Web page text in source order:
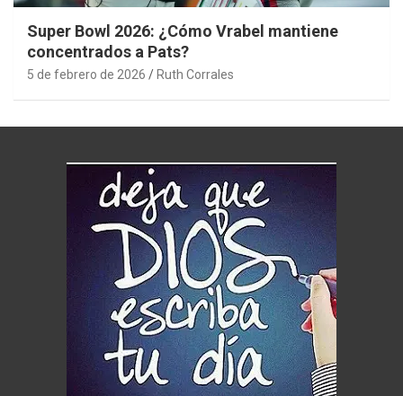
Super Bowl 2026: ¿Cómo Vrabel mantiene
concentrados a Pats?
5 de febrero de 2026 Ruth Corrales